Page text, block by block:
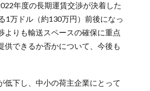
年度の長期運賃交渉が決着した
1万ドル（約130万円）前後になっ
よりも輸送スペースの確保に重点
供できるか否かについて、今後も
下し、中小の荷主企業にとって